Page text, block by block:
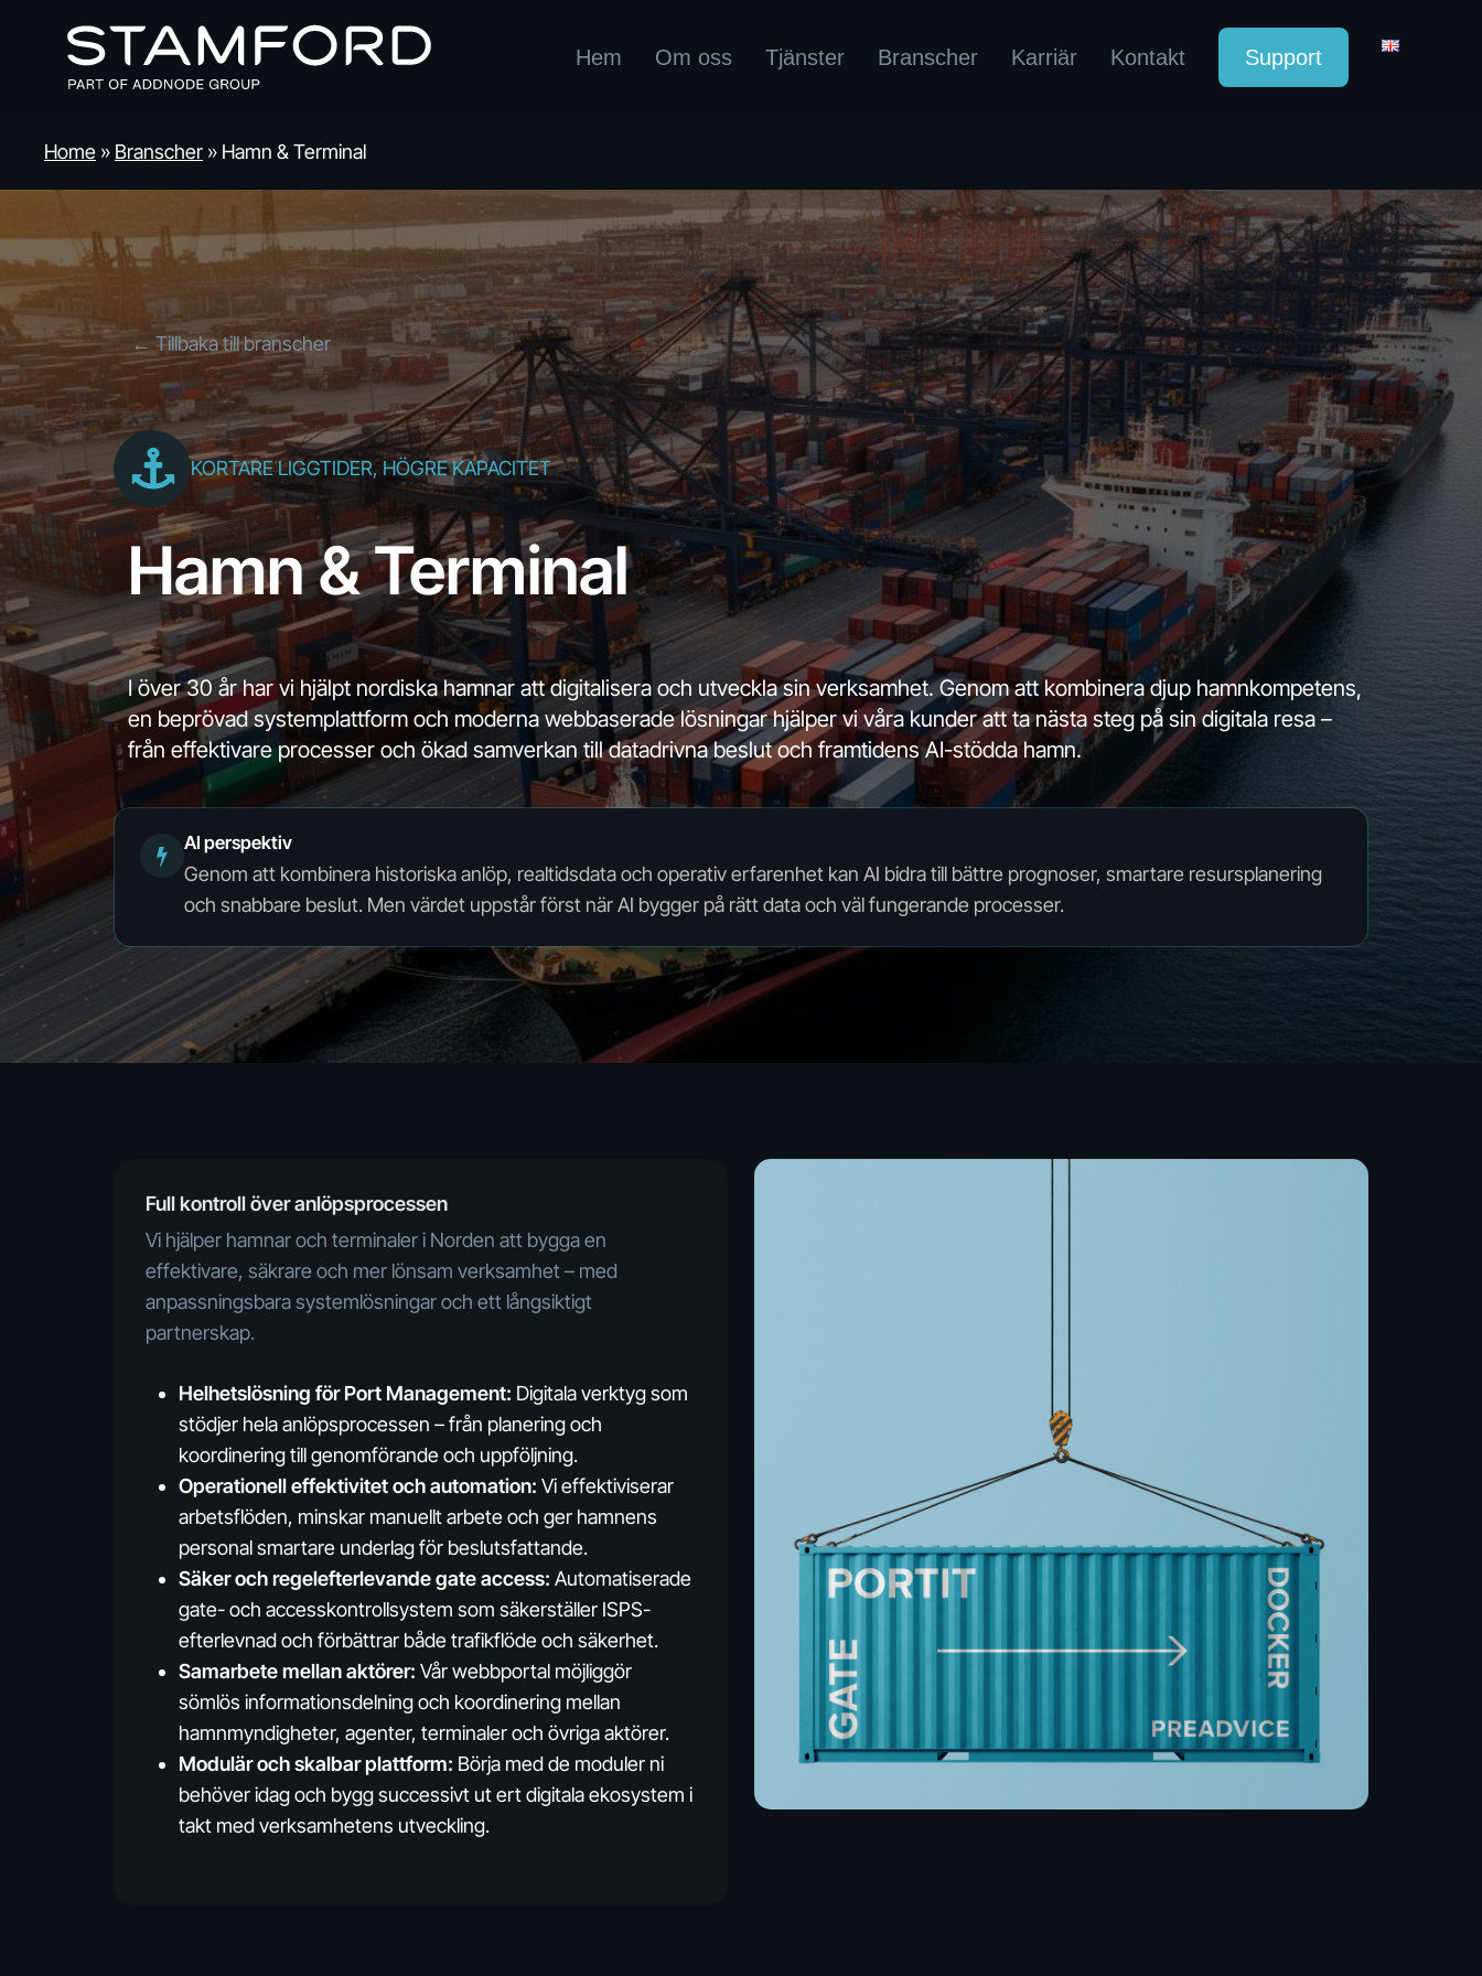
Hem Om oss Tjänster Branscher Karriär Kontakt Support
Home » Branscher » Hamn & Terminal
← Tillbaka till branscher
KORTARE LIGGTIDER, HÖGRE KAPACITET
Hamn & Terminal
I över 30 år har vi hjälpt nordiska hamnar att digitalisera och utveckla sin verksamhet. Genom att kombinera djup hamnkompetens,
en beprövad systemplattform och moderna webbaserade lösningar hjälper vi våra kunder att ta nästa steg på sin digitala resa –
från effektivare processer och ökad samverkan till datadrivna beslut och framtidens AI-stödda hamn.
AI perspektiv
Genom att kombinera historiska anlöp, realtidsdata och operativ erfarenhet kan AI bidra till bättre prognoser, smartare resursplanering
och snabbare beslut. Men värdet uppstår först när AI bygger på rätt data och väl fungerande processer.
Full kontroll över anlöpsprocessen
Vi hjälper hamnar och terminaler i Norden att bygga en
effektivare, säkrare och mer lönsam verksamhet – med
anpassningsbara systemlösningar och ett långsiktigt
partnerskap.
Helhetslösning för Port Management: Digitala verktyg som
stödjer hela anlöpsprocessen – från planering och
koordinering till genomförande och uppföljning.
Operationell effektivitet och automation: Vi effektiviserar
arbetsflöden, minskar manuellt arbete och ger hamnens
personal smartare underlag för beslutsfattande.
Säker och regelefterlevande gate access: Automatiserade
gate- och accesskontrollsystem som säkerställer ISPS-
efterlevnad och förbättrar både trafikflöde och säkerhet.
Samarbete mellan aktörer: Vår webbportal möjliggör
sömlös informationsdelning och koordinering mellan
hamnmyndigheter, agenter, terminaler och övriga aktörer.
Modulär och skalbar plattform: Börja med de moduler ni
behöver idag och bygg successivt ut ert digitala ekosystem i
takt med verksamhetens utveckling.